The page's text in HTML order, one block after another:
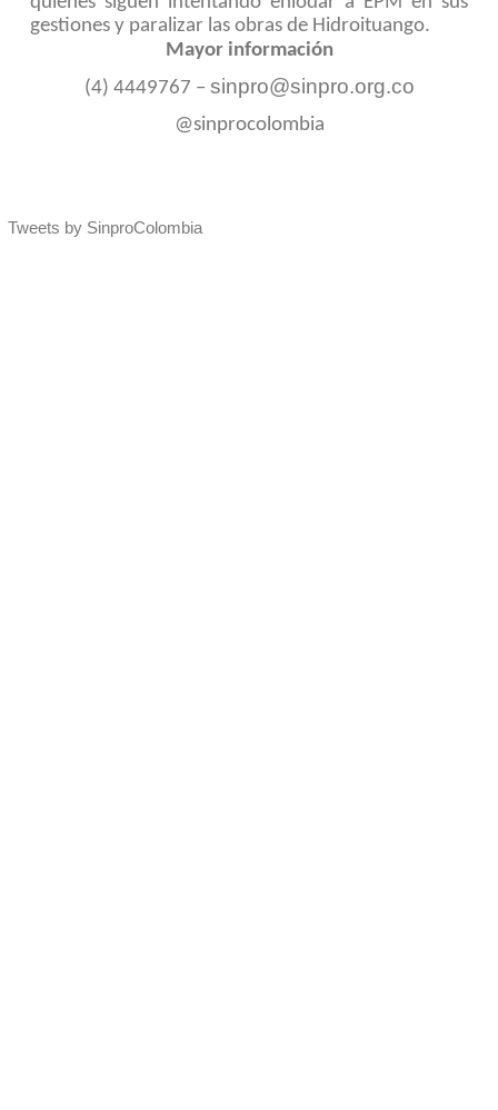
gestiones y paralizar las obras de Hidroituango.
Mayor información
(4) 4449767 – sinpro@sinpro.org.co
@sinprocolombia
Tweets by SinproColombia